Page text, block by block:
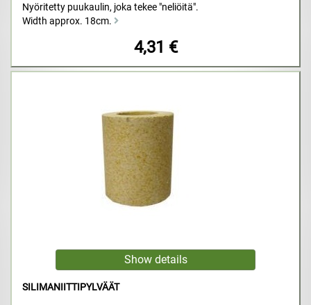
Nyöritetty puukaulin, joka tekee "neliöitä".
Width approx. 18cm.
4,31 €
SILIMANIITTIPYLVÄÄT